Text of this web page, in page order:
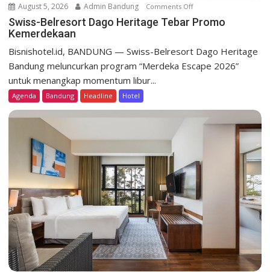
August 5, 2026 Admin Bandung Comments Offo
n
s
B
e
o
t
g
Swiss-Belresort Dago Heritage Tebar Promo
Kemerdekaan
Bisnishotel.id, BANDUNG — Swiss-Belresort Dago Heritage
Bandung meluncurkan program “Merdeka Escape 2026”
untuk menangkap momentum libur...
Agenda Bandung Headline Hotel